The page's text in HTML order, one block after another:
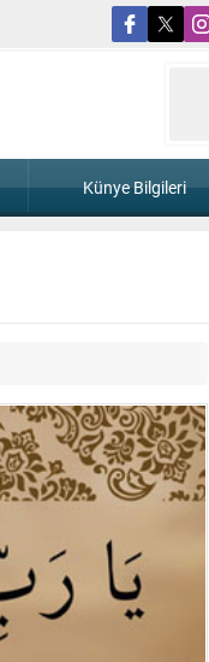
Künye Bilgileri